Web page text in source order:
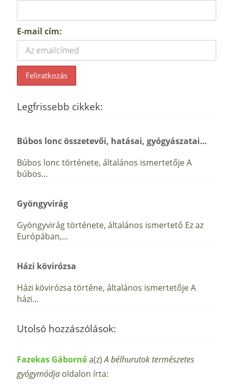
E-mail cím:
Legfrissebb cikkek:
Búbos lonc összetevői, hatásai, gyógyászatai…
Búbos lonc története, általános ismertetője A
búbos…
Gyöngyvirág
Gyöngyvirág története, általános ismertető Ez az
Európában,…
Házi kövirózsa
Házi kövirózsa történe, általános ismertetője A
házi…
Utolsó hozzászólások:
Fazekas Gábornéa(z)A bélhurutok természetes
gyógymódja oldalon írta: